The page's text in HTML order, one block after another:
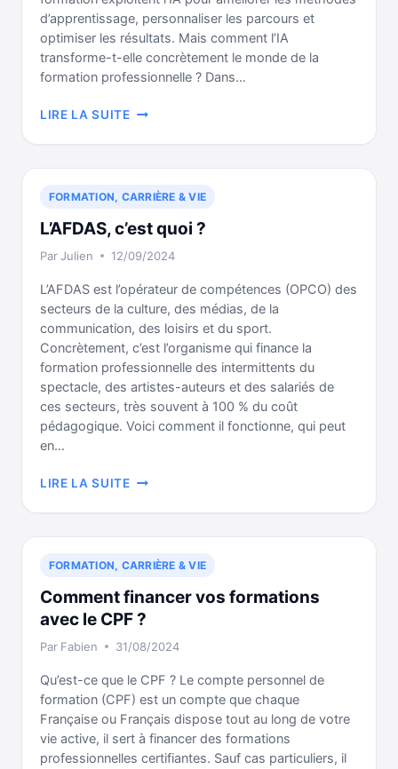
d’apprentissage, personnaliser les parcours et
optimiser les résultats. Mais comment l’IA
transforme-t-elle concrètement le monde de la
formation professionnelle ? Dans…
LIRE LA SUITECOMMENT
RÉVOLUTIONNE
LA
PROFESSIONNELLE
?
FORMATION, CARRIÈRE & VIE
L’AFDAS, c’est quoi ?
ParJulien 12/09/2024
L’AFDAS est l’opérateur de compétences (OPCO) des
secteurs de la culture, des médias, de la
communication, des loisirs et du sport.
Concrètement, c’est l’organisme qui finance la
formation professionnelle des intermittents du
spectacle, des artistes-auteurs et des salariés de
ces secteurs, très souvent à 100 % du coût
pédagogique. Voici comment il fonctionne, qui peut
en…
LIRE LA SUITEL’AFDAS,
QUOI
?
FORMATION, CARRIÈRE & VIE
Comment financer vos formations
avec le CPF ?
Par Fabien 31/08/2024
Qu’est-ce que le CPF ? Le compte personnel de
formation (CPF) est un compte que chaque
Française ou Français dispose tout au long de votre
vie active, il sert à financer des formations
professionnelles certifiantes. Sauf cas particuliers, il